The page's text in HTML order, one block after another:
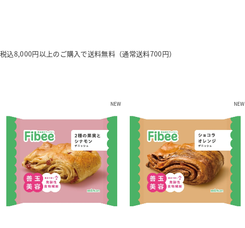
税込8,000円以上のご購入で送料無料（通常送料700円）
NEW NEW